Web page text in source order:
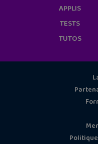
APPLIS
TESTS
TUTOS